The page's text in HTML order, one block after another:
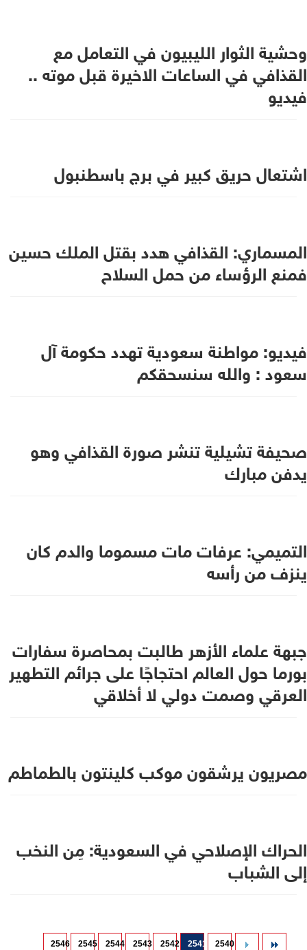
وحشية الثوار الليبيون في التعامل مع
القذافي في الساعات الاخيرة قبل موته ..
فيديو
اشتعال حريق كبير في برج باسطنبول
المسماري: القذافي هدد بقتل الملك حسين
فمنع الرؤساء من حمل السلاح
فيديو: مواطنة سعودية تهدد حكومة آل
سعود : والله سنسحقكم
صحيفة تشيلية تنشر صورة القذافي وهو
يدفن مبارك
التميمي: عرفات مات مسموما والدم كان
ينزف من رأسه
جبهة علماء الأزهر طالبت بمحاصرة سفارات
بورما حول العالم احتجاجًا على جرائم التطهير
العرقي وصمت دولي لا أخلاقي
مصريون يرشقون موكب كلينتون بالطماطم
الحراك الإصلاحي في السعودية: مِن النخب
إلى الشباب‎
2540
2541
2542
2543
2544
2545
2546